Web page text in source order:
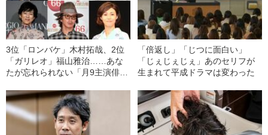
3位「ロンバケ」木村拓哉、2位
「ガリレオ」福山雅治……あな
たが忘れられない「月9主演俳
「倍返し」「じつに面白い」
「じぇじぇじぇ」あのセリフが
生まれて平成ドラマは変わった